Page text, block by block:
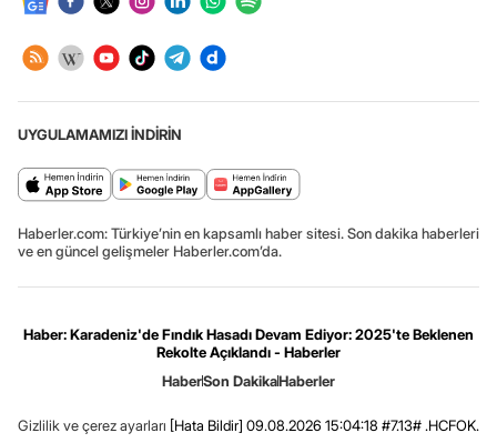
UYGULAMAMIZI İNDİRİN
Haberler.com: Türkiye’nin en kapsamlı haber sitesi. Son dakika haberleri
ve en güncel gelişmeler Haberler.com’da.
Haber: Karadeniz'de Fındık Hasadı Devam Ediyor: 2025'te Beklenen
Rekolte Açıklandı - Haberler
HaberSon DakikaHaberler
Gizlilik ve çerez ayarları [Hata Bildir] 09.08.2026 15:04:18 #7.13# .HCFOK.